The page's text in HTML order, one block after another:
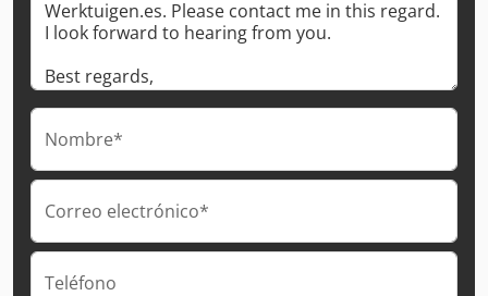
Nombre*
Correo electrónico*
Teléfono